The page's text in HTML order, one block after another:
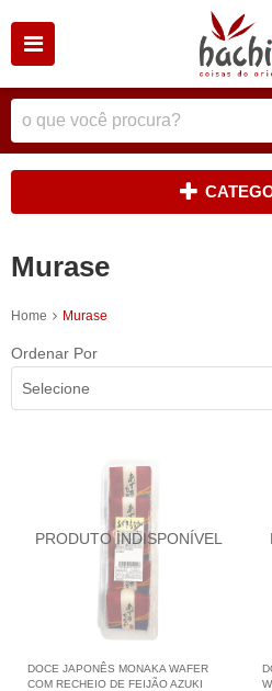
Murase
Home Murase
Ordenar Por
Selecione
DOCE JAPONÊS MONAKA WAFER
COM RECHEIO DE FEIJÃO AZUKI